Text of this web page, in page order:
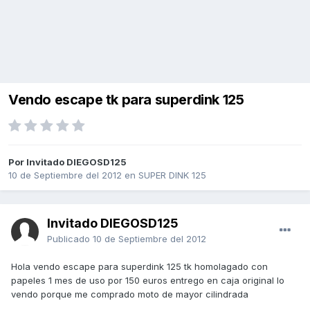
Vendo escape tk para superdink 125
Por Invitado DIEGOSD125
10 de Septiembre del 2012 en SUPER DINK 125
Invitado DIEGOSD125
Publicado 10 de Septiembre del 2012
Hola vendo escape para superdink 125 tk homolagado con
papeles 1 mes de uso por 150 euros entrego en caja original lo
vendo porque me comprado moto de mayor cilindrada